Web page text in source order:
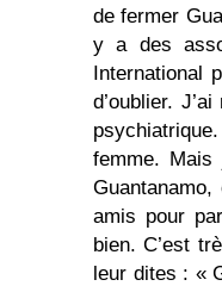
de fermer
y a des
International
d’oublier.
femme.
amis pour
bien. C’est
leur dites : «